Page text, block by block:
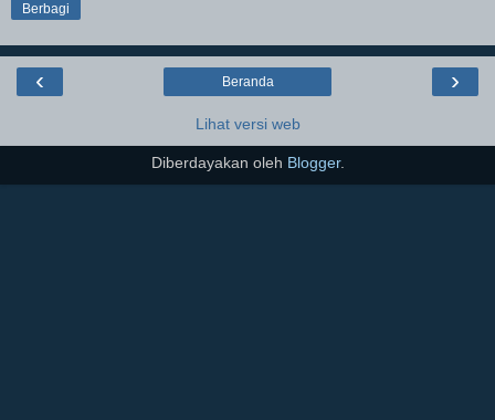
Berbagi
‹ ›
Beranda
Lihat versi web
Diberdayakan oleh Blogger.